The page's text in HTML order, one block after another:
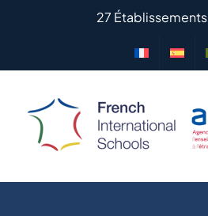
27 Établissements